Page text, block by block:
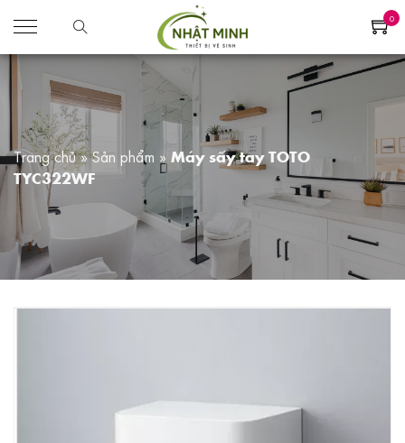
0
Trang chủ»Sản phẩm » Máy sấy tay TOTO
TYC322WF